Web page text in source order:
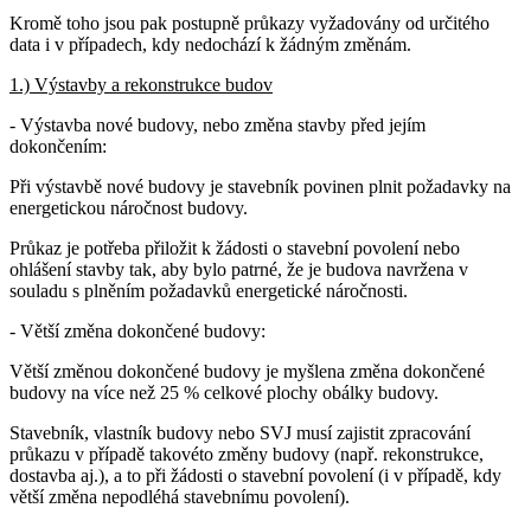
Kromě toho jsou pak postupně průkazy vyžadovány od určitého
data i v případech, kdy nedochází k žádným změnám.
1.) Výstavby a rekonstrukce budov
- Výstavba nové budovy, nebo změna stavby před jejím
dokončením:
Při výstavbě nové budovy je stavebník povinen plnit požadavky na
energetickou náročnost budovy.
Průkaz je potřeba přiložit k žádosti o stavební povolení nebo
ohlášení stavby tak, aby bylo patrné, že je budova navržena v
souladu s plněním požadavků energetické náročnosti.
- Větší změna dokončené budovy:
Větší změnou dokončené budovy je myšlena změna dokončené
budovy na více než 25 % celkové plochy obálky budovy.
Stavebník, vlastník budovy nebo SVJ musí zajistit zpracování
průkazu v případě takovéto změny budovy (např. rekonstrukce,
dostavba aj.), a to při žádosti o stavební povolení (i v případě, kdy
větší změna nepodléhá stavebnímu povolení).